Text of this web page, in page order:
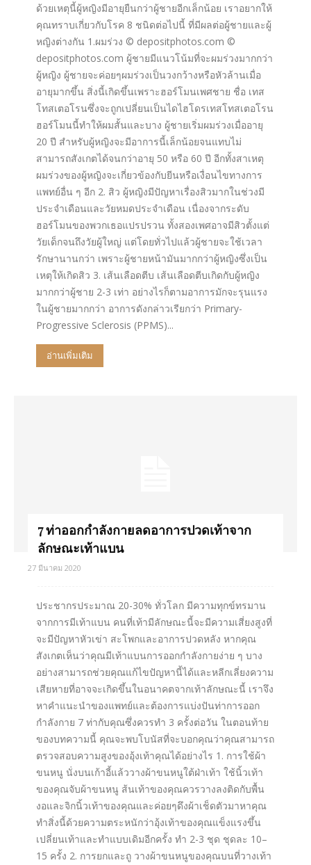
ด้วยเหตุนี้ผู้หญิงมีอายุยืนกว่าผู้ชายอีกเล็กน้อย เราอยากให้
คุณทราบเกี่ยวกับโรค 8 ชนิดต่อไปนี้ ที่มีผลต่อผู้ชายและผู้
หญิงต่างกัน 1.ผมร่วง © depositphotos.com ©
depositphotos.com ผู้ชายมีแนวโน้มที่จะผมร่วงมากกว่า
ผู้หญิง ผู้ชายจะค่อยๆผมร่วงเป็นวงกว้างหรือหัวล้านเมื่อ
อายุมากขึ้น สิ่งนี้เกิดขึ้นเพราะฮอร์โมนเพศชาย ชื่อ เทส
โทสเตอโรนซึ่งจะถูกเปลี่ยนเป็นไดไฮโดรเทสโทสเตอโรน
ฮอร์โมนนี้ทำให้ผมสั้นและบาง ผู้ชายเริ่มผมร่วงเมื่ออายุ
20 ปี สำหรับผู้หญิงจะมีอาการนี้เล็กน้อยจนแทบไม่
สามารถสังเกตได้จนกว่าอายุ 50 หรือ 60 ปี อีกทั้งสาเหตุ
ผมร่วงของผู้หญิงจะเกี่ยวข้องกับยีนหรือเงื่อนไขทางการ
แพทย์อื่น ๆ อีก 2. สิว ผู้หญิงมีปัญหาเรื่องสิวมากในช่วงมี
ประจำเดือนและวัยหมดประจำเดือน เนื่องจากระดับ
ฮอร์โมนของพวกเธอแปรปรวน ทั้งสองเพศอาจมีสิวตั้งแต่
วัยเด็กจนถึงวัยผู้ใหญ่ แต่โดยทั่วไปแล้วผู้ชายจะใช้เวลา
รักษานานกว่า เพราะผู้ชายหน้ามันมากกว่าผู้หญิงซึ่งเป็น
เหตุให้เกิดสิว 3. เส้นเลือดตีบ เส้นเลือดตีบเกิดกับผู้หญิง
มากกว่าผู้ชาย 2-3 เท่า อย่างไรก็ตามอาการมักจะรุนแรง
ในผู้ชายมากกว่า อาการดังกล่าวเรียกว่า Primary-
Progressive Sclerosis (PPMS)...
อ่านเพิ่มเติม
7 ท่าออกกำลังกายลดอาการปวดเท้าจาก
ลักษณะเท้าแบน
27 มีนาคม 2020
ประชากรประมาณ 20-30% ทั่วโลก​ มีความทุกข์ทรมาน
จากการมีเท้าแบน คนที่เท้ามีลักษณะนี้จะมีความเสี่ยงสูงที่
จะมีปัญหาหัวเข่า​ สะโพกและอาการปวดหลัง หากคุณ
สังเกตเห็นว่าคุณมีเท้าแบนการออกกำลังกายง่าย ๆ บาง
อย่างสามารถช่วยคุณแก้ไขปัญหานี้ได้และหลีกเลี่ยงความ
เสียหายที่อาจจะเกิดขึ้นในอนาคตจากเท้าลักษณะ​นี้ เราจึง
หาคำแนะนำของแพทย์และต้องการแบ่งปันท่าการออก
กำลังกาย 7 ท่ากับคุณซึ่งควรทำ 3 ครั้งต่อวัน ในตอนท้าย
ของบทความนี้​ คุณจะพบโบนัสที่จะบอกคุณว่าคุณสามารถ
ตรวจสอบความสูงของอุ้งเท้าคุณได้อย่างไร 1. การใช้ผ้า
ขนหนู นั่งบนเก้าอี้แล้ววางผ้าขนหนูใต้ฝ่าเท้า ใช้นิ้วเท้า
ของคุณจับผ้าขนหนู ส้นเท้าของคุณควรวางลงติดกับพื้น
งอและจิกนิ้วเท้าของคุณและค่อยๆดึงผ้าเช็ดตัวมาหาคุณ
ทำสิ่งนี้ด้วยความตระหนักว่าอุ้งเท้าของคุณแข็งแรงขึ้น
เปลี่ยนเท้าและทำแบบเดิมอีกครั้ง ทำ 2-3 ชุด​ ชุดละ 10–
15​ ครั้ง 2. การยกและถู วางผ้าขนหนูของคุณบนที่วางเท้า